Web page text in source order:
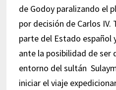
de Godoy paralizando el
por decisión de Carlos
parte del Estado español
ante la posibilidad de ser
entorno del sultán
iniciar el viaje